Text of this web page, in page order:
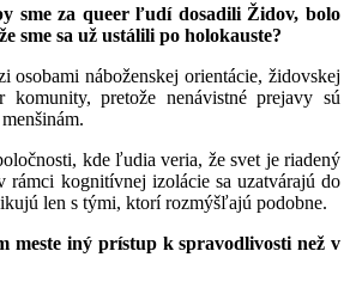
sme za queer ľudí dosadili Židov, bolo
sme sa už ustálili po holokauste?
osobami náboženskej orientácie, židovskej
komunity, pretože nenávistné prejavy sú
kde ľudia veria, že svet je riadený
rámci kognitívnej izolácie sa uzatvárajú do
len s tými, ktorí rozmýšľajú podobne.
meste iný prístup k spravodlivosti než v